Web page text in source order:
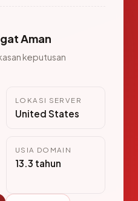
Aman
keputusan
LOKASI SERVER
United States
USIA DOMAIN
13.3 tahun